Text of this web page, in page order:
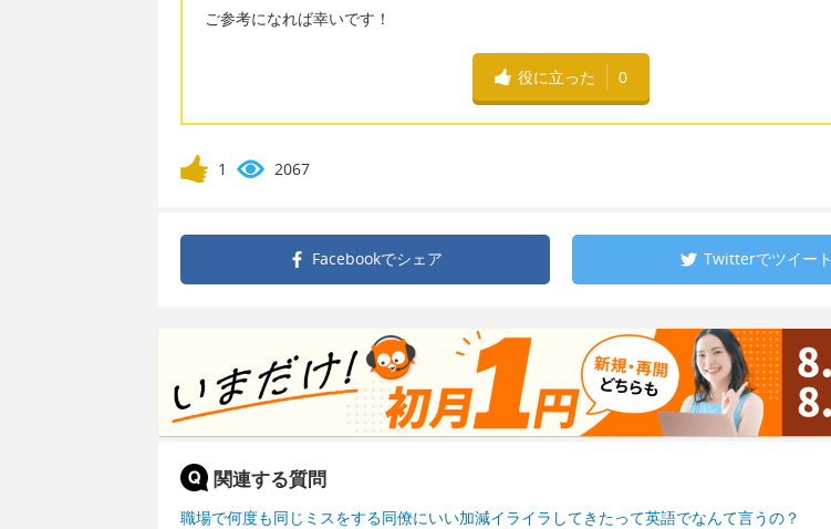
ご参考になれば幸いです！
役に立った 0
1 2067
Facebookでシェア Twitterでツイート
関連する質問
職場で何度も同じミスをする同僚にいい加減イライラしてきたって英語でなんて言うの？